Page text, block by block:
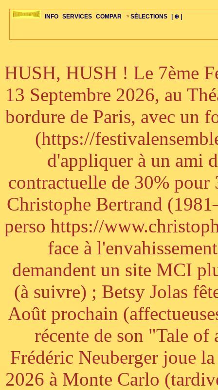
INFO
ÉDITORIAUX ACTUS-CONCERTS HISTOIRE PAYS STYLES-ÉCOLES
SERVICES
MAJ-LISTE ARCH-CONCERTS LIENS RADIOS VIDÉOS PLAN FAQS
COMPAR
SÉLECTION GUIDE-EXPRESS ŒUVRES BIOGRAPHIES PERSPECTIVE
SÉLECTIONS
SÉLECTION COMPOS-INTRO COMPO-INDIV ŒUVRES-INDIV
| ⊕ |
20ÈME PARAL 1001 CD TOP-REC BONUS-ROMANS BONUS-FILMS
CELLO-C
ALTO-C
VIOLON-C
PIANO-CONC GRAND-
HUSH, HUSH ! Le 7ème
13 Septembre 2026, au
bordure de Paris, avec un
(https://
d'appliquer à un ami
contractuelle de 30% pour
Christophe Bertrand
perso https://
face à
demandent un site MCI
(à suivre) ; Betsy Jolas
Août prochain
récente de son "Tale of
Frédéric Neuberger joue
2026 à Monte Carlo